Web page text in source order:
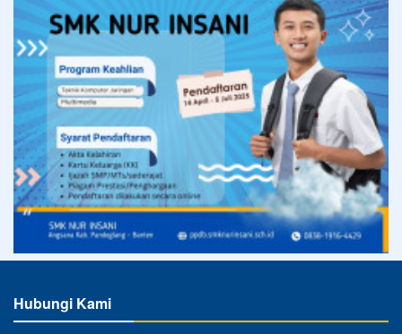
Hubungi Kami